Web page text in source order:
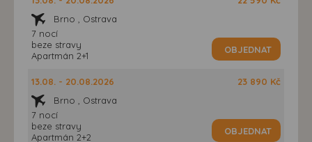
Brno , Ostrava
7 nocí
beze stravy
Apartmán 2+1
OBJEDNAT
13.08. - 20.08.2026
Brno , Ostrava
7 nocí
beze stravy
Apartmán 2+2
23 890 Kč
OBJEDNAT